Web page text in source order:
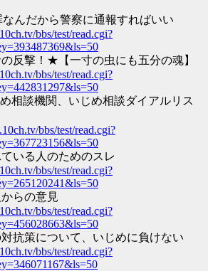
んだから警察に通報すればいい
bbs/test/read.cgi?
反撃！★【一寸の虫にも五分の魂】
bbs/test/read.cgi?
相談機関、いじめ相談ダイアルリス
bbs/test/read.cgi?
いる人のためのスレ
bbs/test/read.cgi?
らの意見
bbs/test/read.cgi?
抗策について、いじめに負けない
bbs/test/read.cgi?